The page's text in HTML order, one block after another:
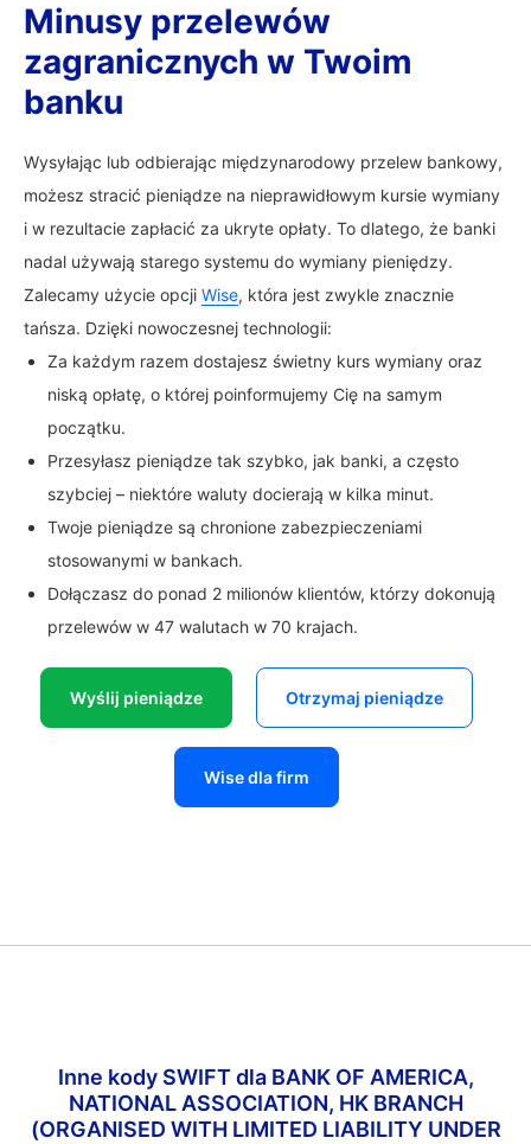
Minusy przelewów
zagranicznych w Twoim
banku
Wysyłając lub odbierając międzynarodowy przelew bankowy,
możesz stracić pieniądze na nieprawidłowym kursie wymiany
i w rezultacie zapłacić za ukryte opłaty. To dlatego, że banki
nadal używają starego systemu do wymiany pieniędzy.
Zalecamy użycie opcji Wise, która jest zwykle znacznie
tańsza. Dzięki nowoczesnej technologii:
Za każdym razem dostajesz świetny kurs wymiany oraz
niską opłatę, o której poinformujemy Cię na samym
początku.
Przesyłasz pieniądze tak szybko, jak banki, a często
szybciej – niektóre waluty docierają w kilka minut.
Twoje pieniądze są chronione zabezpieczeniami
stosowanymi w bankach.
Dołączasz do ponad 2 milionów klientów, którzy dokonują
przelewów w 47 walutach w 70 krajach.
Wyślij pieniądze Otrzymaj pieniądze
Wise dla firm
Inne kody SWIFT dla BANK OF AMERICA,
NATIONAL ASSOCIATION, HK BRANCH
(ORGANISED WITH LIMITED LIABILITY UNDER